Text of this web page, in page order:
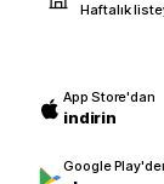
Haftalık
App Store'dan
indirin
Google